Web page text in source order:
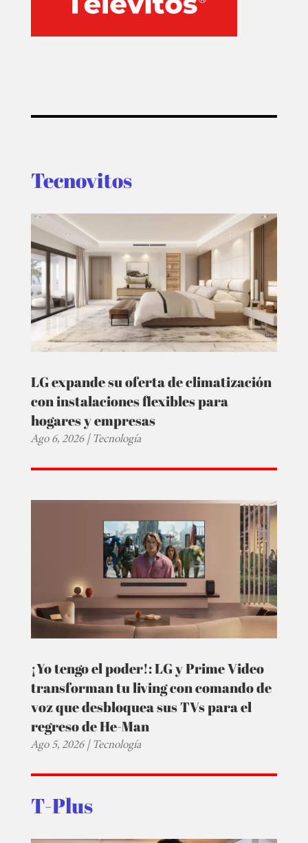
Tecnovitos
LG expande su oferta de climatización
con instalaciones flexibles para
hogares y empresas
Ago 6, 2026|Tecnología
¡Yo tengo el poder!: LG y Prime Video
transforman tu living con comando de
voz que desbloquea sus TVs para el
regreso de He-Man
Ago 5, 2026|Tecnología
T-Plus